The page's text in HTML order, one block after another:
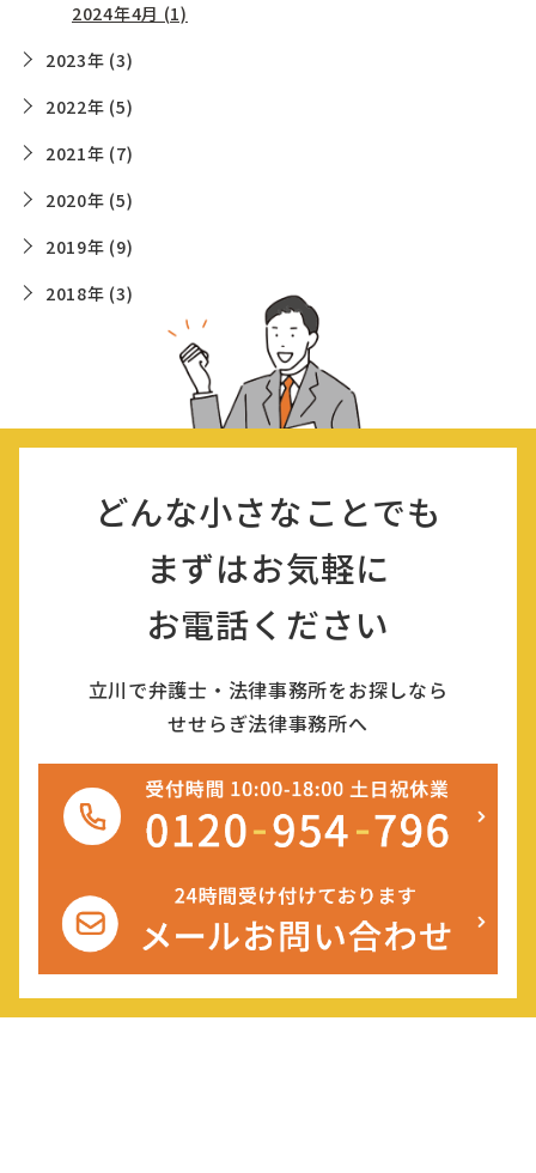
2024年4月 (1)
2023年 (3)
2022年 (5)
2021年 (7)
2020年 (5)
2019年 (9)
2018年 (3)
どんな小さなことでも
まずはお気軽に
お電話ください
立川で弁護士・法律事務所をお探しなら
せせらぎ法律事務所へ